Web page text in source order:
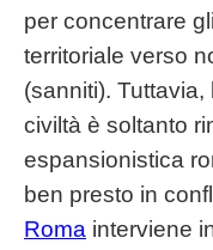
per concentrare
territoriale verso
(sanniti).
civiltà è soltanto
espansionistica
ben presto in
Roma interviene